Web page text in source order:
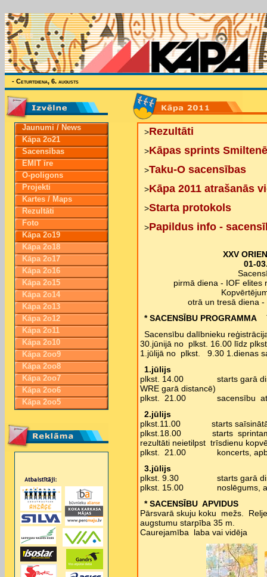
- Ceturtdiena, 6. augusts
Jaunumi / News
Kāpa 2o21
Sacensības
EMIT īre
O-poligons
Projekti
Kartes / Maps
Rezultāti
Foto
Kāpa 2o19
Kāpa 2o18
Kāpa 2o17
Kāpa 2o16
Kāpa 2o15
Kāpa 2o14
Kāpa 2o13
Kāpa 2o12
Kāpa 2o11
Kāpa 2o10
Kāpa 2oo9
Kāpa 2oo8
Kāpa 2oo7
Kāpa 2oo6
Kāpa 2oo5
>Rezultāti
>Kāpas sprints
>Taku-O sacensības
>Kāpa 2011 atrašanās
>Starta protokols
>Papildus info -
XXV
01-
pirmā diena - IOF elites
otrā un tresā diena -
* SACENSĪBU PROGRAMMA
Sacensību dalībnieku
30.jūnijā no plkst. 16.00 līdz
1.jūlijā no plkst. 9.30 1.dienas
1.jūlijs
plkst. 14.00 starts garā
WRE garā distancē)
plkst. 21.00 sacensību
2.jūlijs
plkst.11.00 starts saīsinātā
plkst.18.00 starts sprintam
rezultāti neietilpst trīsdienu
plkst. 21.00 koncerts,
3.jūlijs
plkst. 9.30 starts garā
plkst. 15.00 noslēgums,
* SACENSĪBU APVIDUS
Pārsvarā skuju koku mežs.
augstumu starpība 35 m.
Caurejamība laba vai vidēja